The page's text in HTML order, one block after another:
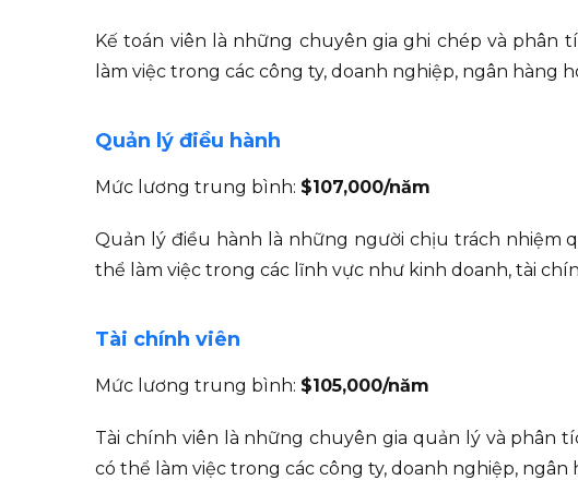
Kế toán viên là những chuyên gia ghi chép và phân
làm việc trong các công ty, doanh nghiệp, ngân hàng
Quản lý điều hành
Mức lương trung bình: $107,000/năm
Quản lý điều hành là những người chịu trách nhiệm
thể làm việc trong các lĩnh vực như kinh doanh, tài
Tài chính viên
Mức lương trung bình: $105,000/năm
Tài chính viên là những chuyên gia quản lý và phân
có thể làm việc trong các công ty, doanh nghiệp,